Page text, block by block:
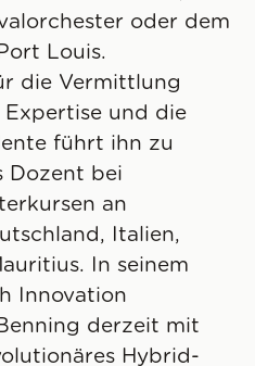
oder dem
Louis.
die Vermittlung
Expertise und die
führt ihn zu
Dozent bei
an
Italien,
In seinem
Innovation
derzeit mit
Hybrid-